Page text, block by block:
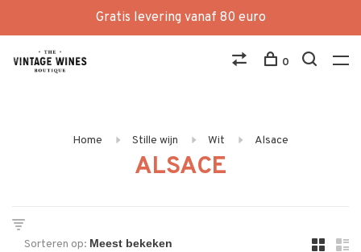
Gratis levering vanaf 80 euro
0
Home Stille wijn Wit Alsace
ALSACE
Sorteren op: